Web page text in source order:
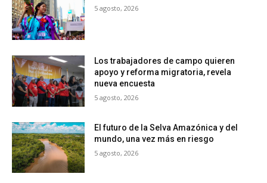
5 agosto, 2026
Los trabajadores de campo quieren
apoyo y reforma migratoria, revela
nueva encuesta
5 agosto, 2026
El futuro de la Selva Amazónica y del
mundo, una vez más en riesgo
5 agosto, 2026